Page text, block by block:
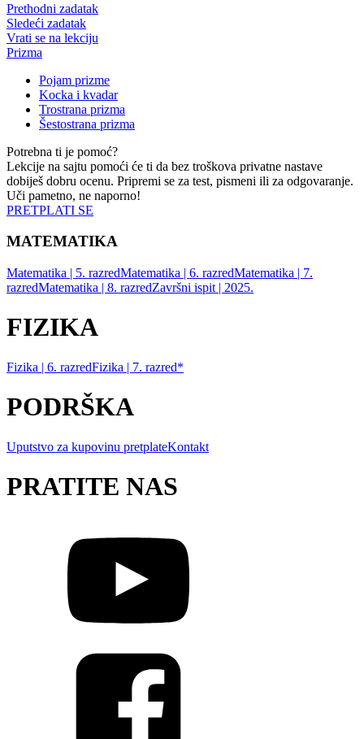
Prethodni zadatak
Sledeći zadatak
Vrati se na lekciju
Prizma
Pojam prizme
Kocka i kvadar
Trostrana prizma
Šestostrana prizma
Potrebna ti je pomoć?
Lekcije na sajtu pomoći će ti da bez troškova privatne nastave
dobiješ dobru ocenu. Pripremi se za test, pismeni ili za odgovaranje.
Uči pametno, ne naporno!
PRETPLATI SE
MATEMATIKA
Matematika | 5. razredMatematika | 6. razredMatematika | 7.
razredMatematika | 8. razredZavršni ispit | 2025.
FIZIKA
Fizika | 6. razredFizika | 7. razred*
PODRŠKA
Uputstvo za kupovinu pretplateKontakt
PRATITE NAS